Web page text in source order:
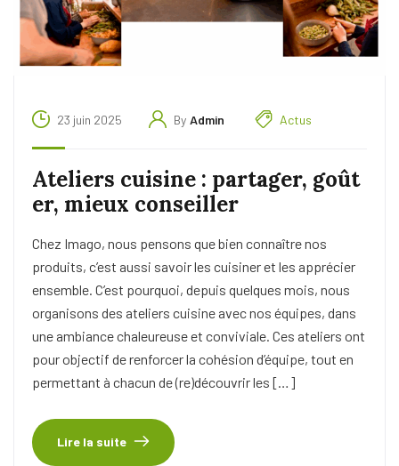
23 juin 2025 By Admin Actus
Ateliers cuisine : partager, goût
er, mieux conseiller
Chez Imago, nous pensons que bien connaître nos
produits, c’est aussi savoir les cuisiner et les apprécier
ensemble. C’est pourquoi, depuis quelques mois, nous
organisons des ateliers cuisine avec nos équipes, dans
une ambiance chaleureuse et conviviale. Ces ateliers ont
pour objectif de renforcer la cohésion d’équipe, tout en
permettant à chacun de (re)découvrir les […]
Lire la suite